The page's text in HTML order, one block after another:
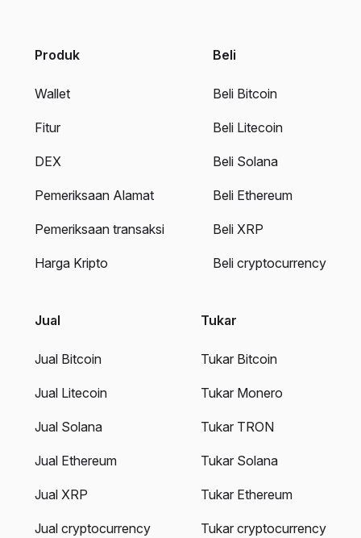
Produk
Wallet
Fitur
DEX
Pemeriksaan Alamat
Pemeriksaan transaksi
Harga Kripto
Beli
Beli Bitcoin
Beli Litecoin
Beli Solana
Beli Ethereum
Beli XRP
Beli cryptocurrency
Jual
Jual Bitcoin
Jual Litecoin
Jual Solana
Jual Ethereum
Jual XRP
Jual cryptocurrency
Tukar
Tukar Bitcoin
Tukar Monero
Tukar TRON
Tukar Solana
Tukar Ethereum
Tukar cryptocurrency